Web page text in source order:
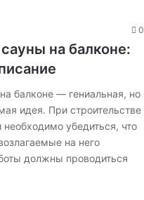
0
на балконе:
балконе — гениальная, но
идея. При строительстве
необходимо убедиться, что
на него
должны проводиться